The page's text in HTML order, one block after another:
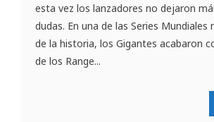
esta vez los lanzadores no dejaron
dudas. En una de las Series Mundiales
de la historia, los Gigantes acabaron
de los Range...